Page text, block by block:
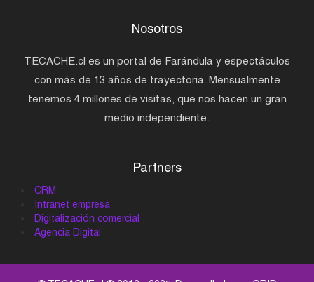
Nosotros
TECACHE.cl es un portal de Farándula y espectáculos
con más de 13 años de trayectoria. Mensualmente
tenemos 4 millones de visitas, que nos hacen un gran
medio independiente.
Partners
CRM
Intranet empresa
Digitalización comercial
Agencia Digital